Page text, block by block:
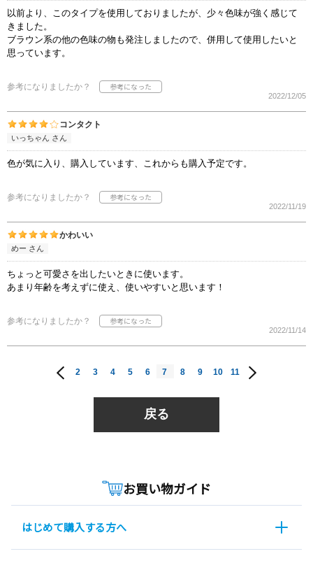
以前より、このタイプを使用しておりましたが、少々色味が強く感じて
きました。
ブラウン系の他の色味の物も発注しましたので、併用して使用したいと
思っています。
参考になりましたか？
2022/12/05
コンタクト
いっちゃん さん
色が気に入り、購入しています、これからも購入予定です。
参考になりましたか？
2022/11/19
かわいい
めー さん
ちょっと可愛さを出したいときに使います。
あまり年齢を考えずに使え、使いやすいと思います！
参考になりましたか？
2022/11/14
2 3 4 5 6 7 8 9 10 11
戻る
お買い物ガイド
はじめて購入する方へ